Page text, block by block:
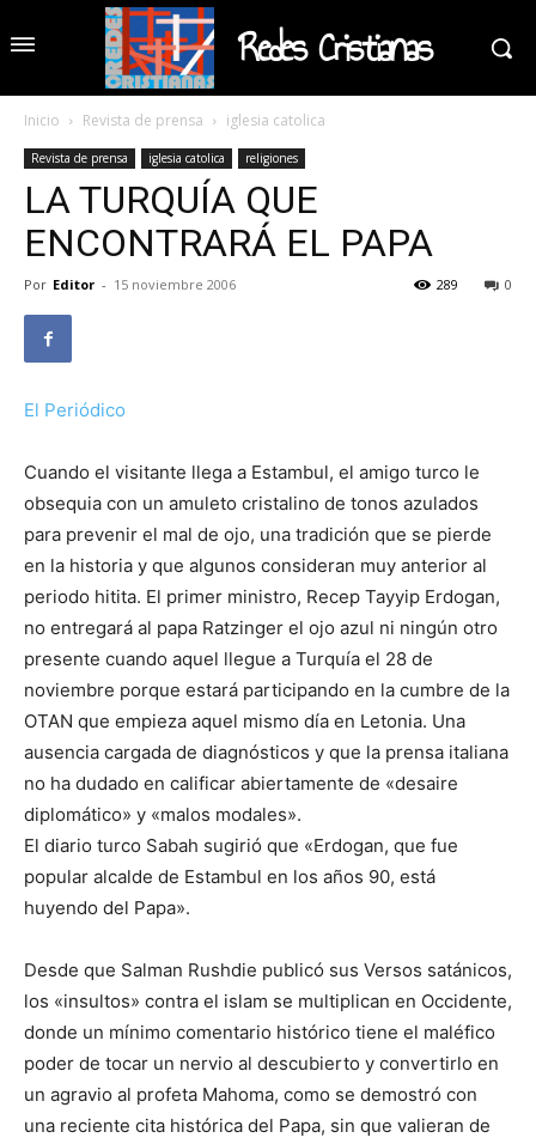
Redes Cristianas
Inicio Revista de prensa iglesia catolica
Revista de prensa iglesia catolica religiones
LA TURQUÍA QUE
ENCONTRARÁ EL PAPA
Por Editor - 15 noviembre 2006 0
289
El Periódico
Cuando el visitante llega a Estambul, el amigo turco le
obsequia con un amuleto cristalino de tonos azulados
para prevenir el mal de ojo, una tradición que se pierde
en la historia y que algunos consideran muy anterior al
periodo hitita. El primer ministro, Recep Tayyip Erdogan,
no entregará al papa Ratzinger el ojo azul ni ningún otro
presente cuando aquel llegue a Turquía el 28 de
noviembre porque estará participando en la cumbre de la
OTAN que empieza aquel mismo día en Letonia. Una
ausencia cargada de diagnósticos y que la prensa italiana
no ha dudado en calificar abiertamente de «desaire
diplomático» y «malos modales».
El diario turco Sabah sugirió que «Erdogan, que fue
popular alcalde de Estambul en los años 90, está
huyendo del Papa».
Desde que Salman Rushdie publicó sus Versos satánicos,
los «insultos» contra el islam se multiplican en Occidente,
donde un mínimo comentario histórico tiene el maléfico
poder de tocar un nervio al descubierto y convertirlo en
un agravio al profeta Mahoma, como se demostró con
una reciente cita histórica del Papa, sin que valieran de